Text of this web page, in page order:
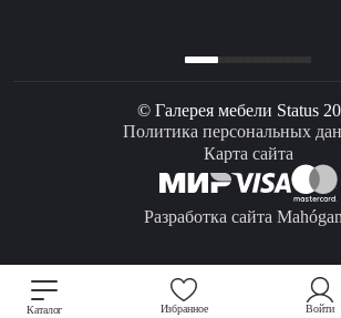
Каталог Избранное Войти
© Галерея мебели Status
Политика персональных
Карта сайта
Разработка сайта